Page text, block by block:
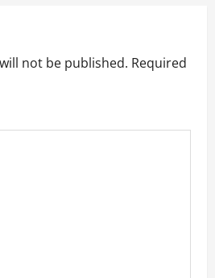
not be published. Required